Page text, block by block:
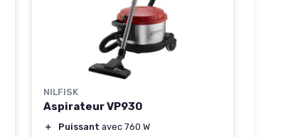
NILFISK
Aspirateur VP930
＋ Puissant avec 760 W